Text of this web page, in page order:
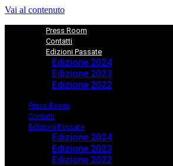
Vai al contenuto
Press Room
Contatti
Edizioni Passate
Edizione 2024
Edizione 2023
Edizione 2022
Press Room
Contatti
Edizioni Passate
Edizione 2024
Edizione 2023
Edizione 2022